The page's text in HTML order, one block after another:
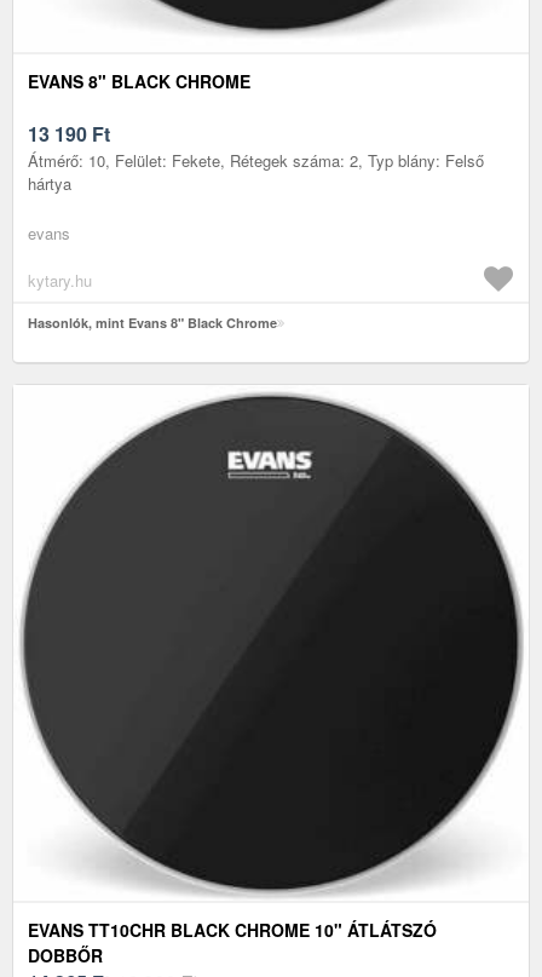
EVANS 8" BLACK CHROME
13 190 Ft
Átmérő: 10, Felület: Fekete, Rétegek száma: 2, Typ blány: Felső
hártya
evans
kytary.hu
Hasonlók, mint Evans 8" Black Chrome
EVANS TT10CHR BLACK CHROME 10" ÁTLÁTSZÓ
DOBBŐR